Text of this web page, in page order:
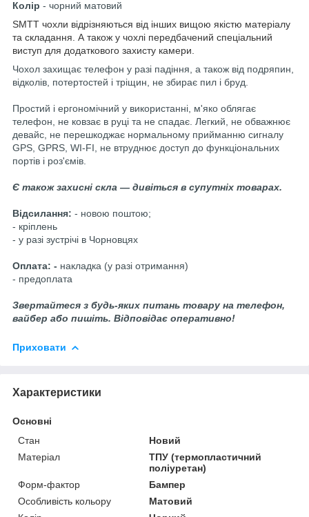
Колір - чорний матовий
SMTT чохли відрізняються від інших вищою якістю матеріалу
та складання. А також у чохлі передбачений спеціальний
виступ для додаткового захисту камери.
Чохол захищає телефон у разі падіння, а також від подряпин,
відколів, потертостей і тріщин, не збирає пил і бруд.
Простий і ергономічний у використанні, м'яко облягає
телефон, не ковзає в руці та не спадає. Легкий, не обважнює
девайс, не перешкоджає нормальному прийманню сигналу
GPS, GPRS, WI-FI, не втруднює доступ до функціональних
портів і роз'ємів.
Є також захисні скла — дивіться в супутніх товарах.
Відсилання: - новою поштою;
- кріплень
- у разі зустрічі в Чорновцях
Оплата: - накладка (у разі отримання)
- предоплата
Звертайтеся з будь-яких питань товару на телефон,
вайбер або пишіть. Відповідає оперативно!
Приховати
Характеристики
Основні
Стан
Новий
Матеріал
ТПУ (термопластичний
поліуретан)
Форм-фактор
Бампер
Особливість кольору
Матовий